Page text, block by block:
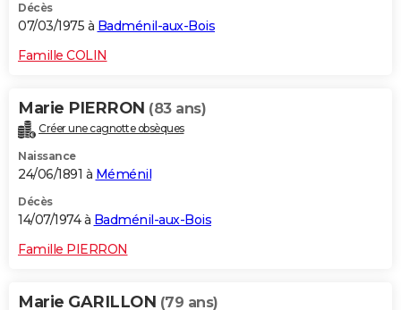
Décès
07/03/1975 à Badménil-aux-Bois
Famille COLIN
Marie PIERRON (83 ans)
Créer une cagnotte obsèques
Naissance
24/06/1891 à Méménil
Décès
14/07/1974 à Badménil-aux-Bois
Famille PIERRON
Marie GARILLON (79 ans)